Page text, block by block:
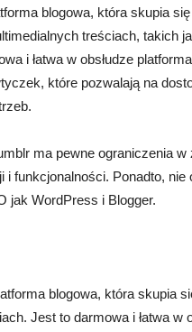
blogowa, która skupia
treściach, takich
i łatwa w obsłudze
które pozwalają na
ma pewne ograniczenia w
i funkcjonalności. Ponadto, nie
jak WordPress i Blogger.
blogowa, która skupia
Jest to darmowa i łatwa w